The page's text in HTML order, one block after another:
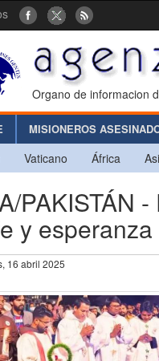
Organo de informacion
MISIONEROS
Vaticano África
PAKISTÁN
y esperanza
16 abril 2025